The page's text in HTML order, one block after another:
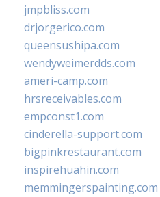
jmpbliss.com
drjorgerico.com
queensushipa.com
wendyweimerdds.com
ameri-camp.com
hrsreceivables.com
empconst1.com
cinderella-support.com
bigpinkrestaurant.com
inspirehuahin.com
memmingerspainting.com